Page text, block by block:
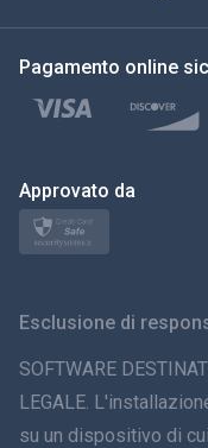
Türkçe
Polski
日本
ภาษาไทย
Pagamento online
Approvato da
Esclusione di
SOFTWARE
LEGALE.
su un dispositivo di